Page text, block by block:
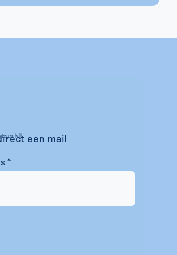
tegen kalk een mail